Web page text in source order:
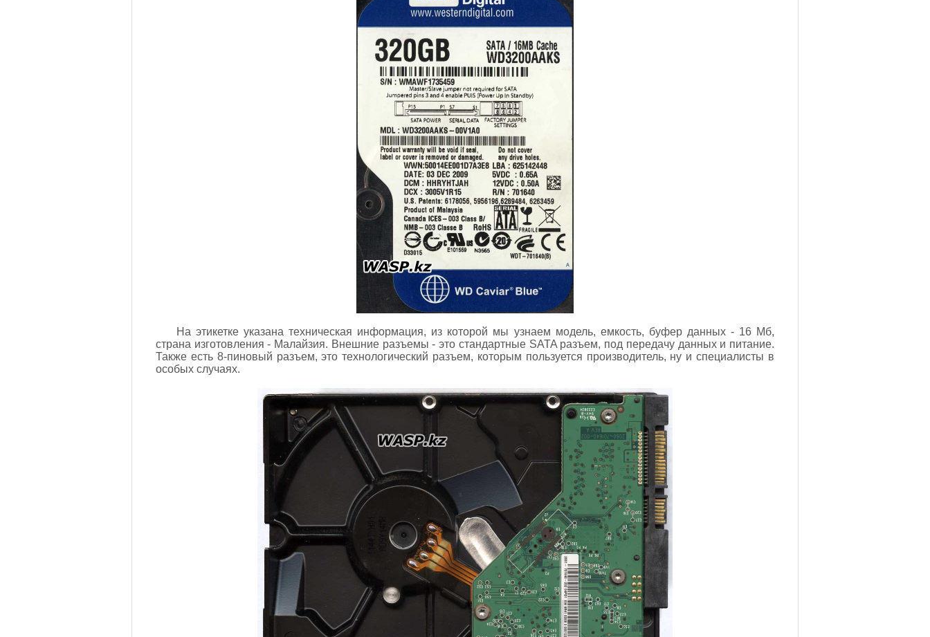
На этикетке указана техническая информация, из которой мы узнаем модель, емкость, буфер данных - 16 Мб,
страна изготовления - Малайзия. Внешние разъемы - это стандартные SATA разъем, под передачу данных и питание.
Также есть 8-пиновый разъем, это технологический разъем, которым пользуется производитель, ну и специалисты в
особых случаях.